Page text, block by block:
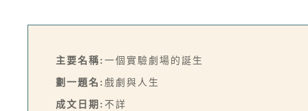
主要名稱: 一個實驗劇場的誕生
劃一題名: 戲劇與人生
成文日期: 不詳